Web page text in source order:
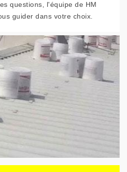
questions, l'équipe de HM
guider dans votre choix.